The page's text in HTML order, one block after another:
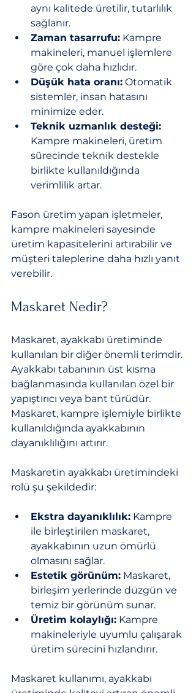
aynı kalitede üretilir, tutarlılık
sağlanır.
Zaman tasarrufu: Kampre
makineleri, manuel işlemlere
göre çok daha hızlıdır.
Düşük hata oranı: Otomatik
sistemler, insan hatasını
minimize eder.
Teknik uzmanlık desteği:
Kampre makineleri, üretim
sürecinde teknik destekle
birlikte kullanıldığında
verimlilik artar.
Fason üretim yapan işletmeler,
kampre makineleri sayesinde
üretim kapasitelerini artırabilir ve
müşteri taleplerine daha hızlı yanıt
verebilir.
Maskaret Nedir?
Maskaret, ayakkabı üretiminde
kullanılan bir diğer önemli terimdir.
Ayakkabı tabanının üst kısma
bağlanmasında kullanılan özel bir
yapıştırıcı veya bant türüdür.
Maskaret, kampre işlemiyle birlikte
kullanıldığında ayakkabının
dayanıklılığını artırır.
Maskaretin ayakkabı üretimindeki
rolü şu şekildedir:
Ekstra dayanıklılık: Kampre
ile birleştirilen maskaret,
ayakkabının uzun ömürlü
olmasını sağlar.
Estetik görünüm: Maskaret,
birleşim yerlerinde düzgün ve
temiz bir görünüm sunar.
Üretim kolaylığı: Kampre
makineleriyle uyumlu çalışarak
üretim sürecini hızlandırır.
Maskaret kullanımı, ayakkabı